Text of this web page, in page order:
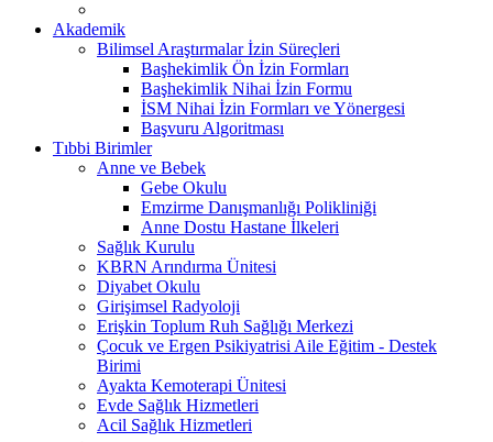
Akademik
Bilimsel Araştırmalar İzin Süreçleri
Başhekimlik Ön İzin Formları
Başhekimlik Nihai İzin Formu
İSM Nihai İzin Formları ve Yönergesi
Başvuru Algoritması
Tıbbi Birimler
Anne ve Bebek
Gebe Okulu
Emzirme Danışmanlığı Polikliniği
Anne Dostu Hastane İlkeleri
Sağlık Kurulu
KBRN Arındırma Ünitesi
Diyabet Okulu
Girişimsel Radyoloji
Erişkin Toplum Ruh Sağlığı Merkezi
Çocuk ve Ergen Psikiyatrisi Aile Eğitim - Destek
Birimi
Ayakta Kemoterapi Ünitesi
Evde Sağlık Hizmetleri
Acil Sağlık Hizmetleri